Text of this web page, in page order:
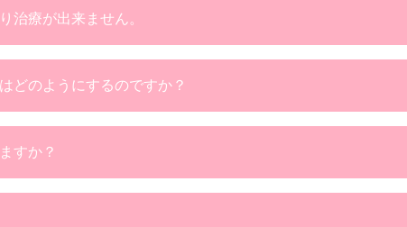
治療が出来ません。
どのようにするのですか？
すか？